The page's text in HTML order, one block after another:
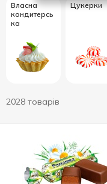
Власна
кондитерсь
ка
Цукерки
2028 товарів